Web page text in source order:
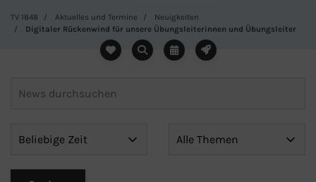
TV 1848 Aktuelles und Termine
Neuigkeiten
Digitaler Rückenwind für unsere Übungsleiterinnen und Übungsleiter